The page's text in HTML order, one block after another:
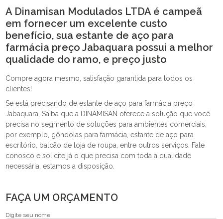
A Dinamisan Modulados LTDA é campeã
em fornecer um excelente custo
benefício, sua estante de aço para
farmácia preço Jabaquara possui a melhor
qualidade do ramo, e preço justo
Compre agora mesmo, satisfação garantida para todos os
clientes!
Se está precisando de estante de aço para farmácia preço
Jabaquara, Saiba que a DINAMISAN oferece a solução que você
precisa no segmento de soluções para ambientes comerciais,
por exemplo, gôndolas para farmácia, estante de aço para
escritório, balcão de loja de roupa, entre outros serviços. Fale
conosco e solicite já o que precisa com toda a qualidade
necessária, estamos a disposição.
FAÇA UM ORÇAMENTO
Digite seu nome